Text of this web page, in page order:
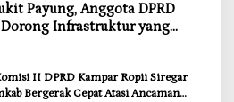
Payung, Anggota DPRD
Infrastruktur yang
Dasar
II DPRD Kampar Ropii Siregar
Bergerak Cepat Atasi Ancaman